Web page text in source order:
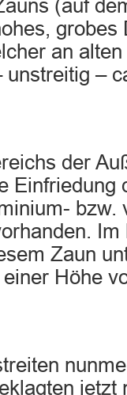
(auf
grobes
an
unstreitig –
der
Einfriedung
bzw.
Zaun
Höhe
jetzt